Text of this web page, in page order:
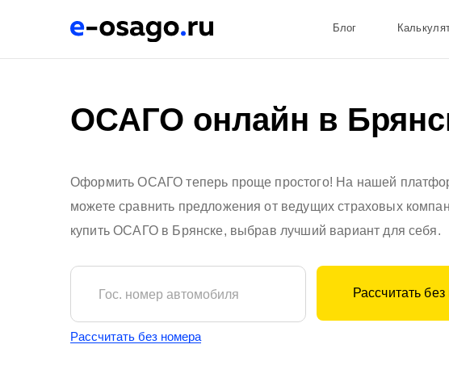
Блог
ОСАГО онлайн в
Оформить ОСАГО теперь проще простого! На нашей
можете сравнить предложения от ведущих страховых
купить ОСАГО в Брянске, выбрав лучший вариант для себя.
Гос. номер автомобиля Рассчитать
Рассчитать без номера